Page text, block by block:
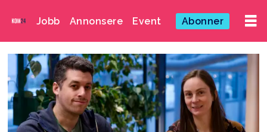
Jobb Annonsere Event Abonner
Emne:
nicholas
kristoffersen